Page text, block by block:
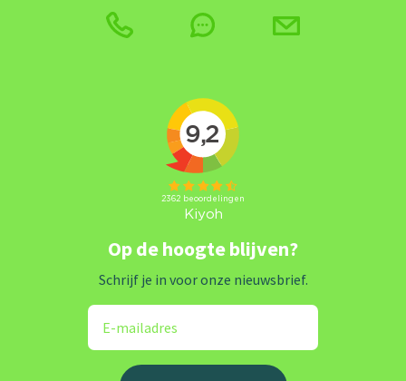
Op de hoogte blijven?
Schrijf je in voor onze nieuwsbrief.